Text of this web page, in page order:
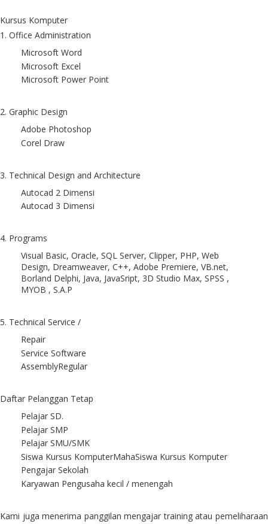
Kursus Komputer
1. Office Administration
Microsoft Word
Microsoft Excel
Microsoft Power Point
2. Graphic Design
Adobe Photoshop
Corel Draw
3. Technical Design and Architecture
Autocad 2 Dimensi
Autocad 3 Dimensi
4. Programs
Visual Basic, Oracle, SQL Server, Clipper, PHP, Web
Design, Dreamweaver, C++, Adobe Premiere, VB.net,
Borland Delphi, Java, JavaSript, 3D Studio Max, SPSS ,
MYOB , S.A.P
5. Technical Service /
Repair
Service Software
AssemblyRegular
Daftar Pelanggan Tetap
Pelajar SD.
Pelajar SMP
Pelajar SMU/SMK
Siswa Kursus KomputerMahaSiswa Kursus Komputer
Pengajar Sekolah
Karyawan Pengusaha kecil / menengah
Kami juga menerima panggilan mengajar training atau pemeliharaan